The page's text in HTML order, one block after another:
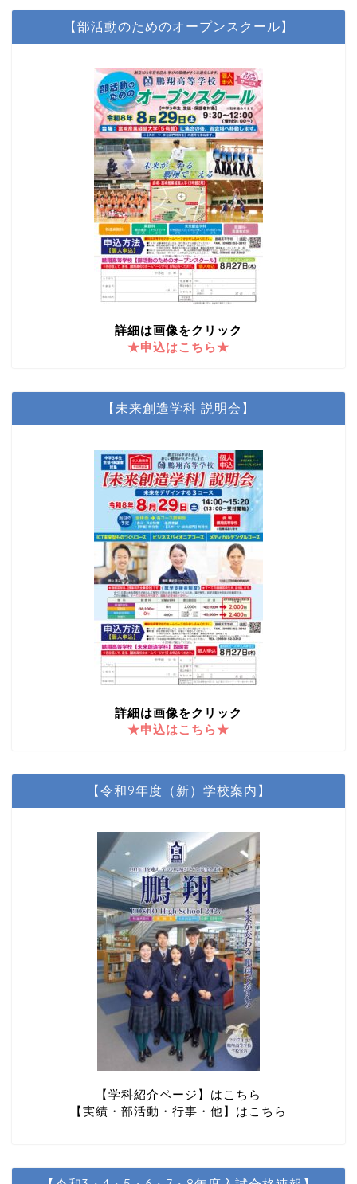
【部活動のためのオープンスクール】
詳細は画像をクリック
★申込はこちら★
【未来創造学科 説明会】
詳細は画像をクリック
★申込はこちら★
【令和9年度（新）学校案内】
【学科紹介ページ】はこちら
【実績・部活動・行事・他】はこちら